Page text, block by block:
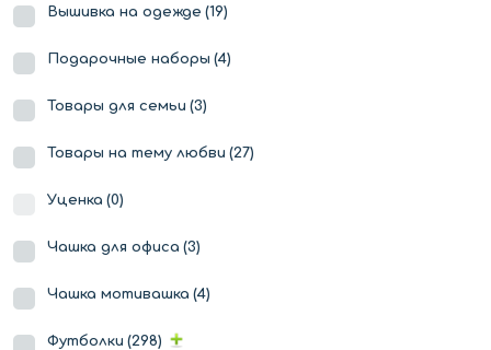
Вышивка на одежде (19)
Подарочные наборы (4)
Товары для семьи (3)
Товары на тему любви (27)
Уценка (0)
Чашка для офиса (3)
Чашка мотивашка (4)
Футболки (298)